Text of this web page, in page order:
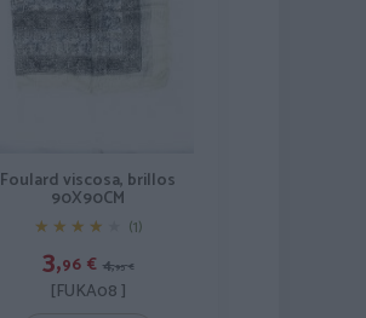
Foulard viscosa, brillos
90X90CM
★★★★★
★★★★★ (1)
3,96 € 4,95 €
[FUKA08 ]